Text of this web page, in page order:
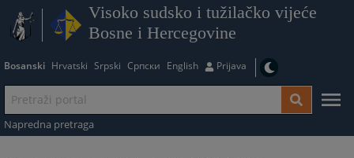
Visoko sudsko i tužilačko vijeće
Bosne i Hercegovine
Bosanski Hrvatski Srpski Српски English Prijava
Napredna pretraga